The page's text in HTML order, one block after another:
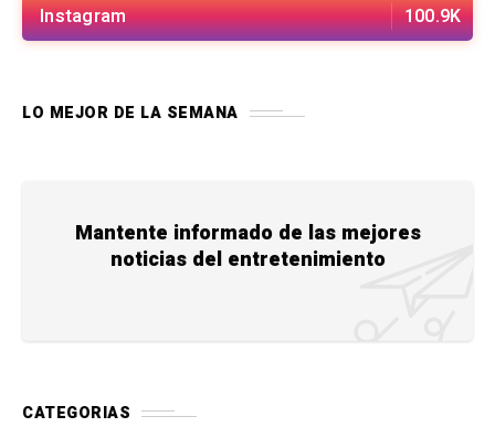
Instagram 100.9K
LO MEJOR DE LA SEMANA
Mantente informado de las mejores
noticias del entretenimiento
CATEGORIAS